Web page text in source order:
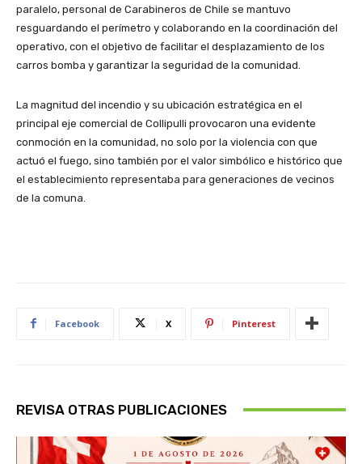
paralelo, personal de Carabineros de Chile se mantuvo
resguardando el perímetro y colaborando en la coordinación del
operativo, con el objetivo de facilitar el desplazamiento de los
carros bomba y garantizar la seguridad de la comunidad.
La magnitud del incendio y su ubicación estratégica en el
principal eje comercial de Collipulli provocaron una evidente
conmoción en la comunidad, no solo por la violencia con que
actuó el fuego, sino también por el valor simbólico e histórico que
el establecimiento representaba para generaciones de vecinos
de la comuna.
Facebook X Pinterest
REVISA OTRAS PUBLICACIONES